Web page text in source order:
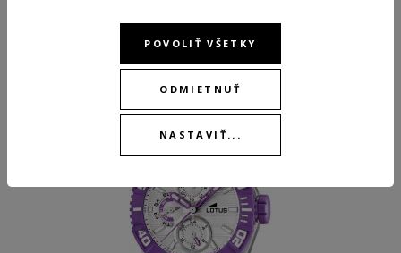
ODPORÚČANÉ PRODUKTY
POVOLIŤ VŠETKY
ODMIETNUŤ
NASTAVIŤ...